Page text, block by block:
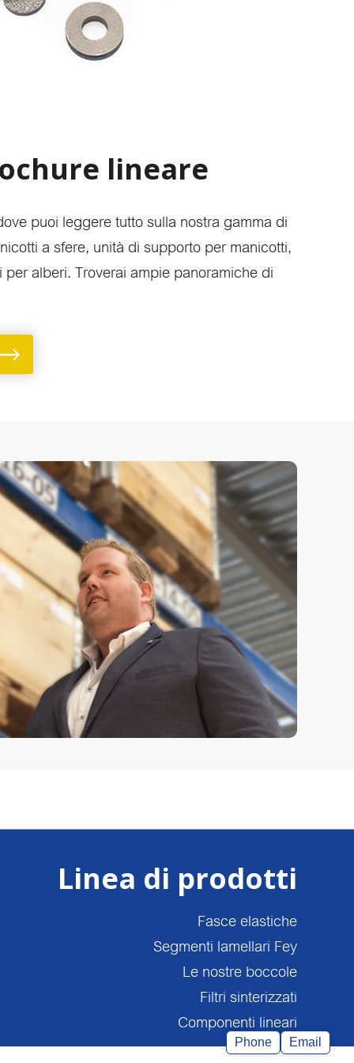
lineare
puoi leggere tutto sulla nostra gamma di
a sfere, unità di supporto per manicotti,
alberi. Troverai ampie panoramiche di
Phone Email
Linea di prodotti
Fasce elastiche
Segmenti lamellari Fey
Le nostre boccole
Filtri sinterizzati
Componenti lineari